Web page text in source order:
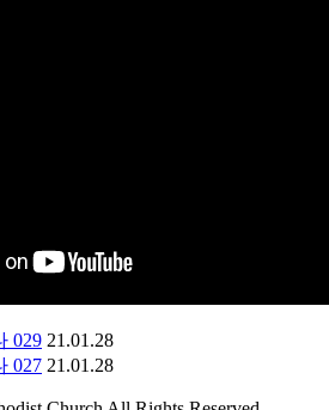
029 21.01.28
027 21.01.28